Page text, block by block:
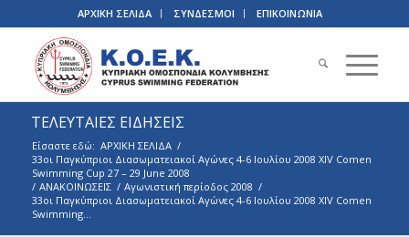
ΑΡΧΙΚΗ ΣΕΛΙΔΑ ΣΥΝΔΕΣΜΟΙ ΕΠΙΚΟΙΝΩΝΙΑ
ΤΕΛΕΥΤΑΙΕΣ ΕΙΔΗΣΕΙΣ
Είσαστε εδώ: ΑΡΧΙΚΗ ΣΕΛΙΔΑ /
33οι Παγκύπριοι Διασωματειακοί Αγώνες 4-6 Ιουλίου 2008 XIV Comen
Swimming Cup 27 – 29 June 2008
/ ΑΝΑΚΟΙΝΩΣΕΙΣ / Αγωνιστική περίοδος 2008 /
33οι Παγκύπριοι Διασωματειακοί Αγώνες 4-6 Ιουλίου 2008 XIV Comen
Swimming...